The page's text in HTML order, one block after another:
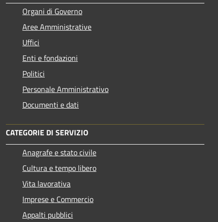
Organi di Governo
Aree Amministrative
Uffici
Enti e fondazioni
Politici
Personale Amministrativo
Documenti e dati
CATEGORIE DI SERVIZIO
Anagrafe e stato civile
Cultura e tempo libero
Vita lavorativa
Imprese e Commercio
Appalti pubblici